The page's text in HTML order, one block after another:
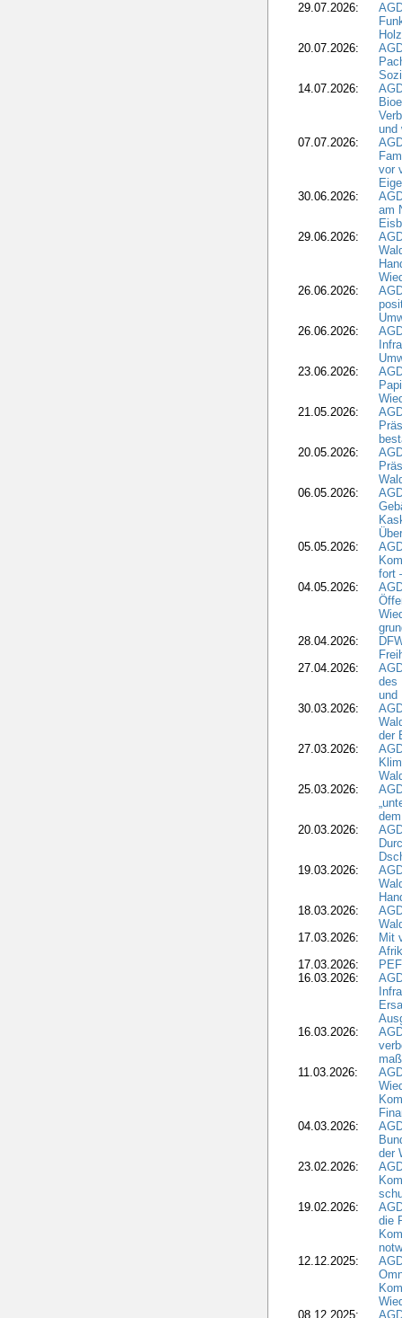
29.07.2026:
20.07.2026:
14.07.2026:
und
07.07.2026:
vor
30.06.2026:
am
29.06.2026:
26.06.2026:
26.06.2026:
23.06.2026:
21.05.2026:
20.05.2026:
06.05.2026:
05.05.2026:
fort
04.05.2026:
28.04.2026:
27.04.2026:
des
und
30.03.2026:
der
27.03.2026:
25.03.2026:
20.03.2026:
19.03.2026:
18.03.2026:
17.03.2026:
Mit
17.03.2026:
16.03.2026:
16.03.2026:
11.03.2026:
04.03.2026:
der
23.02.2026:
19.02.2026:
die
12.12.2025:
08.12.2025: